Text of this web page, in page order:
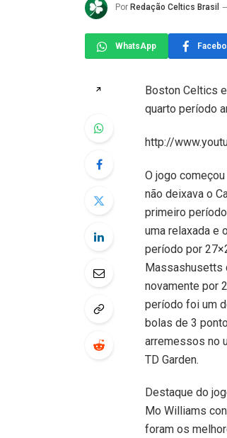
Por Redação Celtics Brasil
WhatsApp
↗
Boston Celtics
quarto período
http://
O jogo
não deixava o
primeiro
uma relaxada e
período por
Massashusetts
novamente por
período foi um
bolas de 3
arremessos no
TD Garden.
Destaque do
Mo Williams
foram os